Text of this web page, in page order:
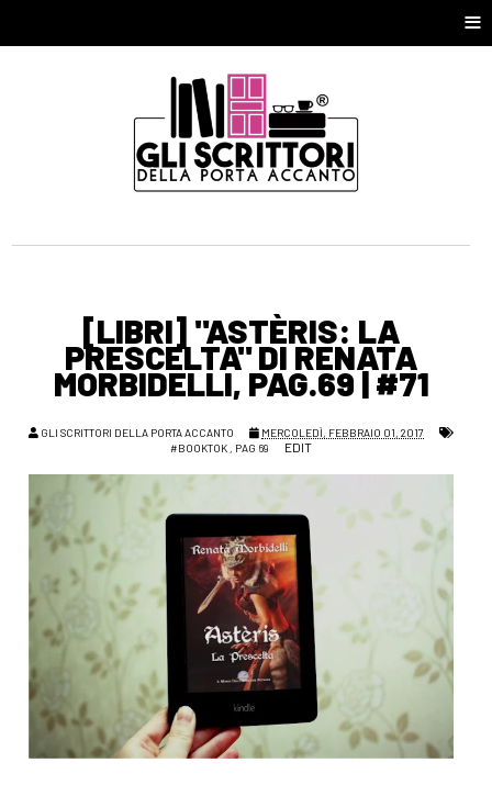
≡
[LIBRI] "ASTÈRIS: LA
PRESCELTA" DI RENATA
MORBIDELLI, PAG.69 | #71
GLI SCRITTORI DELLA PORTA ACCANTO
MERCOLEDÌ, FEBBRAIO 01, 2017
#BOOKTOK , PAG 69 EDIT